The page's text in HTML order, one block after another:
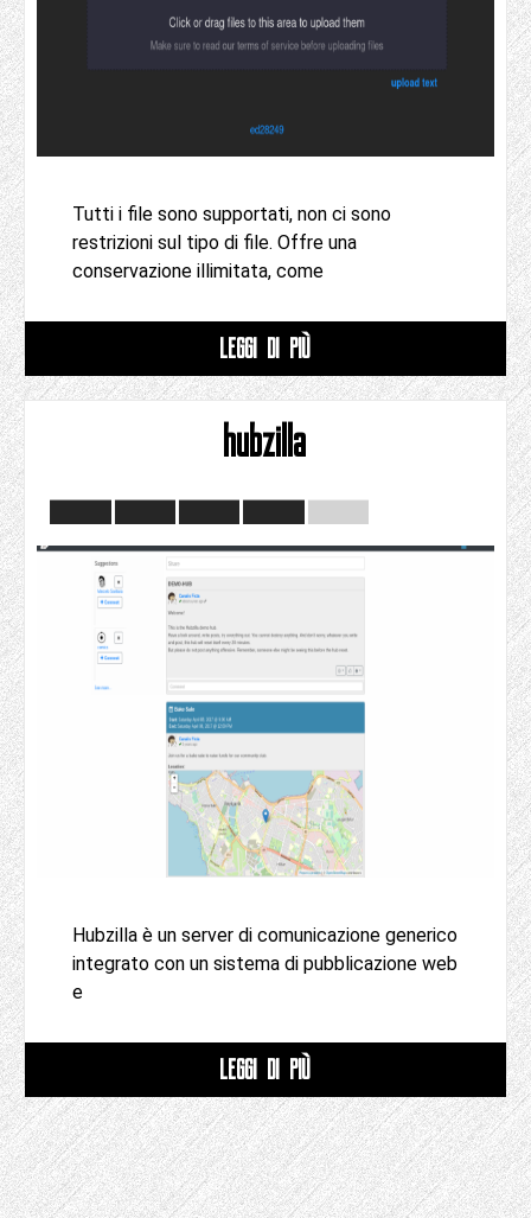
Tutti i file sono supportati, non ci sono
restrizioni sul tipo di file. Offre una
conservazione illimitata, come
LEGGI DI PIÙ
hubzilla
Hubzilla è un server di comunicazione generico
integrato con un sistema di pubblicazione web
e
LEGGI DI PIÙ